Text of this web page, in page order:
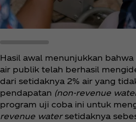
Hasil awal menunjukkan
air publik telah berhasil
dari setidaknya 2% air yang
pendapatan (non-revenue
program uji coba ini untuk
revenue water setidaknya